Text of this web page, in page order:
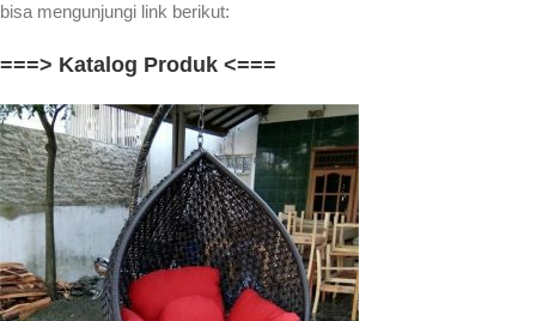
bisa mengunjungi link berikut:
===> Katalog Produk <===